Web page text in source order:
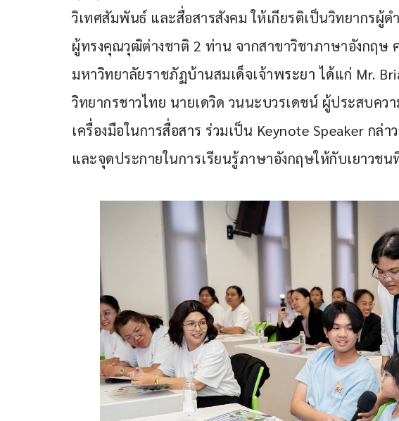
วิเทศสัมพันธ์ และสื่อสารสังคม ให้เกียรติเป็นวิทยากรผู้
ผู้ทรงคุณวุฒิต่างชาติ 2 ท่าน จากสาขาวิชาภาษาอังกฤ
มหาวิทยาลัยราชภัฏบ้านสมเด็จเจ้าพระยา ได้แก่ Mr.
วิทยากรชาวไทย นายเดวิด วนนะบวรเดชน์ ผู้ประสบคว
เครื่องมือในการสื่อสาร ร่วมเป็น Keynote Speaker กล่
และจุดประกายในการเรียนรู้ภาษาอังกฤษให้กับเยาวช